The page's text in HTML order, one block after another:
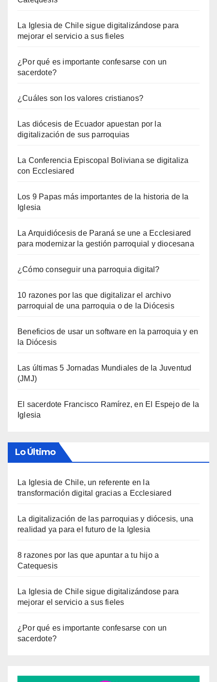
La Iglesia de Chile sigue digitalizándose para
mejorar el servicio a sus fieles
¿Por qué es importante confesarse con un
sacerdote?
¿Cuáles son los valores cristianos?
Las diócesis de Ecuador apuestan por la
digitalización de sus parroquias
La Conferencia Episcopal Boliviana se digitaliza
con Ecclesiared
Los 9 Papas más importantes de la historia de la
Iglesia
La Arquidiócesis de Paraná se une a Ecclesiared
para modernizar la gestión parroquial y diocesana
¿Cómo conseguir una parroquia digital?
10 razones por las que digitalizar el archivo
parroquial de una parroquia o de la Diócesis
Beneficios de usar un software en la parroquia y en
la Diócesis
Las últimas 5 Jornadas Mundiales de la Juventud
(JMJ)
El sacerdote Francisco Ramírez, en El Espejo de la
Iglesia
Lo Último
La Iglesia de Chile, un referente en la
transformación digital gracias a Ecclesiared
La digitalización de las parroquias y diócesis, una
realidad ya para el futuro de la Iglesia
8 razones por las que apuntar a tu hijo a
Catequesis
La Iglesia de Chile sigue digitalizándose para
mejorar el servicio a sus fieles
¿Por qué es importante confesarse con un
sacerdote?